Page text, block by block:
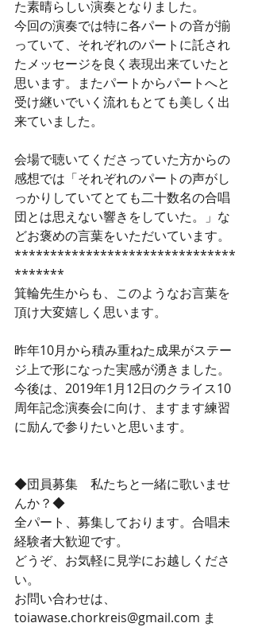
た素晴らしい演奏となりました。
今回の演奏では特に各パートの音が揃
っていて、それぞれのパートに託され
たメッセージを良く表現出来ていたと
思います。またパートからパートへと
受け継いでいく流れもとても美しく出
来ていました。
会場で聴いてくださっていた方からの
感想では「それぞれのパートの声がし
っかりしていてとても二十数名の合唱
団とは思えない響きをしていた。」な
どお褒めの言葉をいただいています。
*******************************
*******
箕輪先生からも、このようなお言葉を
頂け大変嬉しく思います。
昨年10月から積み重ねた成果がステー
ジ上で形になった実感が湧きました。
今後は、2019年1月12日のクライス10
周年記念演奏会に向け、ますます練習
に励んで参りたいと思います。
◆団員募集　私たちと一緒に歌いませ
んか？◆
全パート、募集しております。合唱未
経験者大歓迎です。
どうぞ、お気軽に見学にお越しくださ
い。
お問い合わせは、
toiawase.chorkreis@gmail.com ま